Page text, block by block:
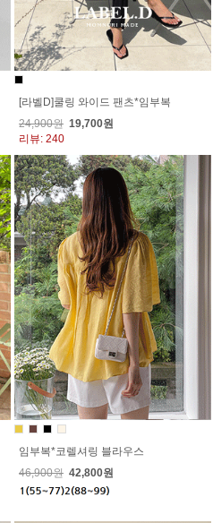
[라벨D]쿨링 와이드 팬츠*임부복
24,900원 19,700원
리뷰: 240
임부복*코렐셔링 블라우스
46,900원 42,800원